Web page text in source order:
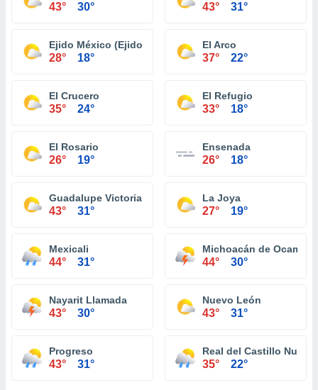
43° 30° 43° 31°
Ejido México (Ejido Punta Colonet)
28° 18°
El Arco
37° 22°
El Crucero
35° 24°
El Refugio
33° 18°
El Rosario
26° 19°
Ensenada
26° 18°
Guadalupe Victoria (Km. 43)
43° 31°
La Joya
27° 19°
Mexicali
44° 31°
Michoacán de Ocampo
44° 30°
Nayarit Llamada
43° 30°
Nuevo León
43° 31°
Progreso
43° 31°
Real del Castillo
35° 22°